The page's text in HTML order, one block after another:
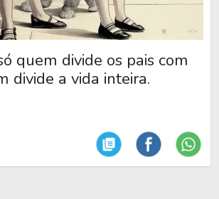
quem divide os pais com
divide a vida inteira.